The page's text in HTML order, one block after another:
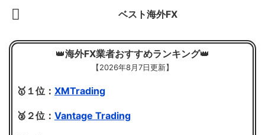
ベスト海外FX
👑海外FX業者おすすめランキング👑
【2026年8月7日更新】
🥇１位： XMTrading
🥈２位： Vantage Trading